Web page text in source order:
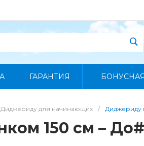
ГАРАНТИЯ
Диджериду для начинающих / Диджериду
150 см – До#